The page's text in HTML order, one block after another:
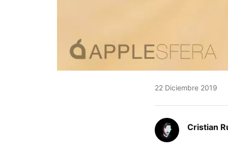
22 Diciembre 2019
Cristian